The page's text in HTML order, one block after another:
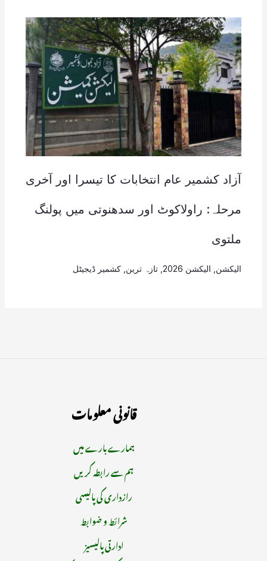
آزاد کشمیر عام انتخابات کا تیسرا اور آخری
مرحلہ: راولاکوٹ اور سدھنوتی میں پولنگ
ملتوی
الیکشن الیکشن 2026 , تازہ ترین کشمیر ڈیجیٹل
قانونی معلومات
ہمارے بارے میں
ہم سے رابطہ کریں
رازداری کی پالیسی
شرائط و ضوابط
ادارتی پالیسیز